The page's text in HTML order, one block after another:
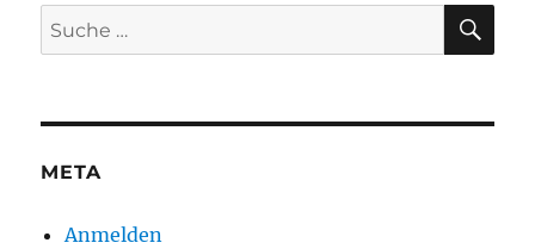
Suche
nach:
META
Anmelden